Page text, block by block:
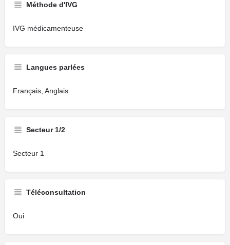
Méthode d'IVG
IVG médicamenteuse
Langues parlées
Français, Anglais
Secteur 1/2
Secteur 1
Téléconsultation
Oui